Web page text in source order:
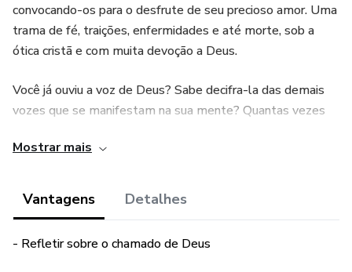
convocando-os para o desfrute de seu precioso amor. Uma
trama de fé, traições, enfermidades e até morte, sob a
ótica cristã e com muita devoção a Deus.
Você já ouviu a voz de Deus? Sabe decifra-la das demais
vozes que se manifestam na sua mente? Quantas vezes
específica? Teria Deus a ousadia (quiçá a ironia) de te
desastroso e de intensa perturbação?
uma invertida e fosse convidado a dar algo a Ele? Deus
Mostrar mais
Vantagens Detalhes
- Refletir sobre o chamado de Deus